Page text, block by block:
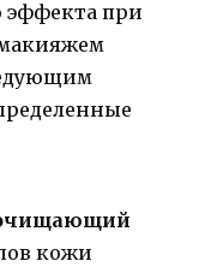
эффекта при
кожи